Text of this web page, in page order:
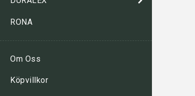
RONA
Om Oss
Köpvillkor